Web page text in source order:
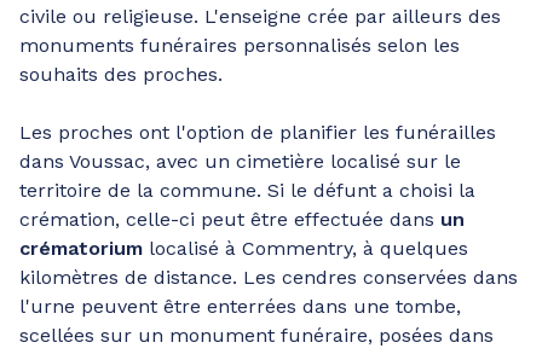
civile ou religieuse. L'enseigne crée par ailleurs des
monuments funéraires personnalisés selon les
souhaits des proches.
Les proches ont l'option de planifier les funérailles
dans Voussac, avec un cimetière localisé sur le
territoire de la commune. Si le défunt a choisi la
crémation, celle-ci peut être effectuée dans un
crématorium localisé à Commentry, à quelques
kilomètres de distance. Les cendres conservées dans
l'urne peuvent être enterrées dans une tombe,
scellées sur un monument funéraire, posées dans